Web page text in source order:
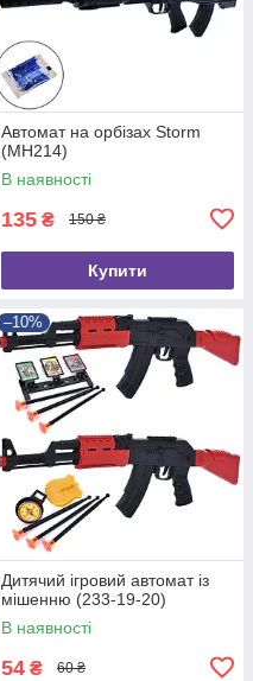
Автомат на орбізах Storm
(MH214)
В наявності
135 ₴ 150 ₴
Купити
–10%
Дитячий ігровий автомат із
мішенню (233-19-20)
В наявності
54 ₴ 60 ₴